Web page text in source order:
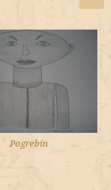
Pogrebin